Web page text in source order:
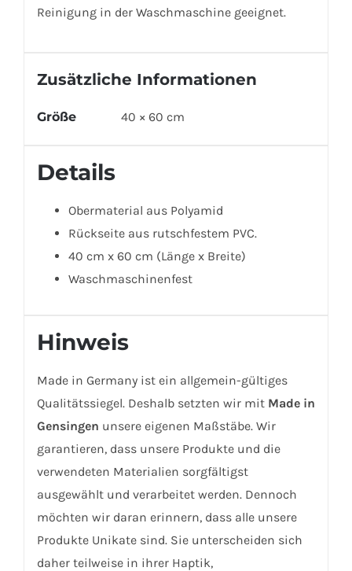
Reinigung in der Waschmaschine geeignet.
Zusätzliche Informationen
Größe 40 × 60 cm
Details
Obermaterial aus Polyamid
Rückseite aus rutschfestem PVC.
40 cm x 60 cm (Länge x Breite)
Waschmaschinenfest
Hinweis
Made in Germany ist ein allgemein-gültiges
Qualitätssiegel. Deshalb setzten wir mit Made in
Gensingen unsere eigenen Maßstäbe. Wir
garantieren, dass unsere Produkte und die
verwendeten Materialien sorgfältigst
ausgewählt und verarbeitet werden. Dennoch
möchten wir daran erinnern, dass alle unsere
Produkte Unikate sind. Sie unterscheiden sich
daher teilweise in ihrer Haptik,